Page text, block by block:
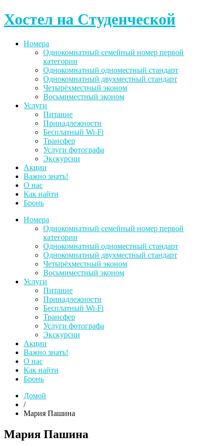
Skip
to
Хостел на Студенческой
Номера
Однокомнатный семейный номер первой
категории
Однокомнатный одноместный стандарт
Однокомнатный двухместный стандарт
Четырёхместный эконом
Восьмиместный эконом
Услуги
Питание
Принадлежности
Бесплатный Wi-Fi
Трансфер
Услуги фотографа
Экскурсии
Акции
Важно знать!
О нас
Как найти
Бронь
Номера
Однокомнатный семейный номер первой
категории
Однокомнатный одноместный стандарт
Однокомнатный двухместный стандарт
Четырёхместный эконом
Восьмиместный эконом
Услуги
Питание
Принадлежности
Бесплатный Wi-Fi
Трансфер
Услуги фотографа
Экскурсии
Акции
Важно знать!
О нас
Как найти
Бронь
Домой
/
Мария Пашина
Мария Пашина